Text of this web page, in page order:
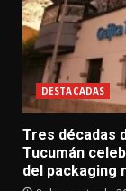
DESTACADAS
Tres décadas
Tucumán
del packaging